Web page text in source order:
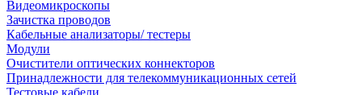
Видеомикроскопы
Зачистка проводов
Кабельные анализаторы/ тестеры
Модули
Очистители оптических коннекторов
Принадлежности для телекоммуникационных сетей
Тестовые кабели